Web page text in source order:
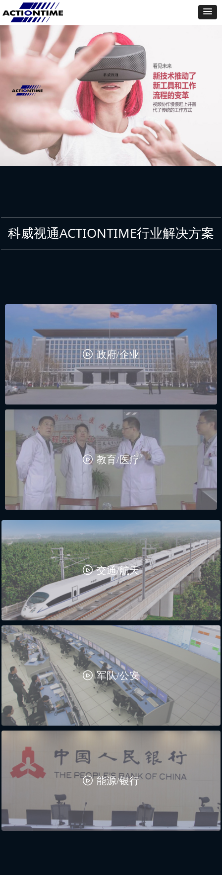
科威视通ACTIONTIME行业解决方案
ꄤ 政府/企业
ꄤ 教育/医疗
ꄤ 交通/航天
ꄤ 军队/公安
ꄤ 能源/银行